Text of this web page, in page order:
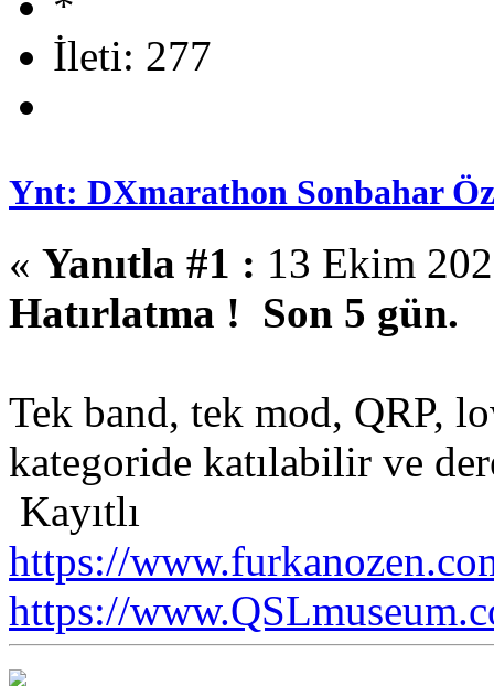
İleti: 277
Ynt: DXmarathon Sonbahar
« Yanıtla #1 : 13 Ekim
Hatırlatma ! Son 5 gün.
Tek band, tek mod, QRP,
kategoride katılabilir ve
Kayıtlı
https://
https://